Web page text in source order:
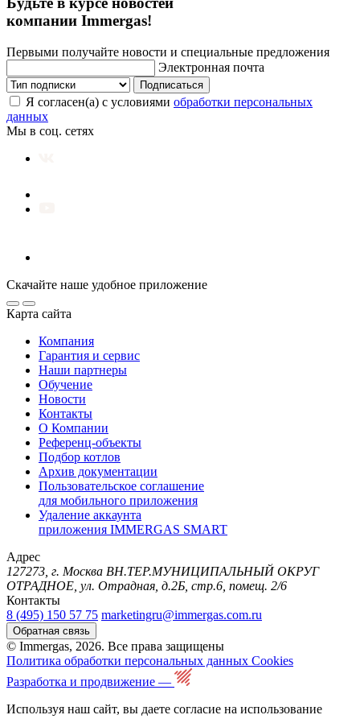
компании Immergas!
Первыми получайте новости и специальные предложения
Электронная почта
Подписаться
Я согласен(а) с условиями обработки персональных
данных
Мы в соц. сетях
Скачайте наше удобное приложение
Карта сайта
Компания
Гарантия и сервис
Наши партнеры
Обучение
Новости
Контакты
О Компании
Референц-объекты
Подбор котлов
Архив документации
Пользовательское соглашение
для мобильного приложения
Удаление аккаунта
приложения IMMERGAS SMART
Адрес
127273, г. Москва ВН.ТЕР.МУНИЦИПАЛЬНЫЙ ОКРУГ
ОТРАДНОЕ, ул. Отрадная, д.2Б, стр.6, помещ. 2/6
Контакты
8 (495) 150 57 75 marketingru@immergas.com.ru
Обратная связь
© Immergas, 2026. Все права защищены
Политика обработки персональных данных Cookies
Разработка и продвижение —
Используя наш сайт, вы даете согласие на использование